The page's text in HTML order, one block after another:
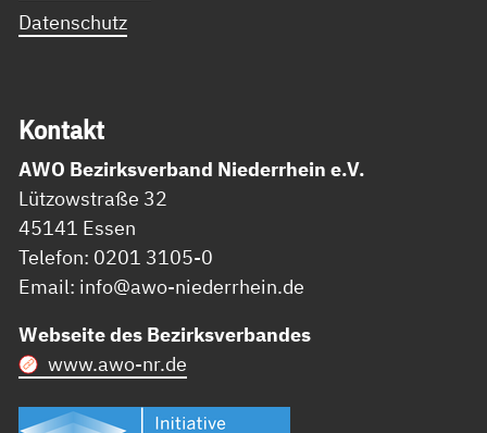
Datenschutz
Kon­takt
AWO Bezirksverband Niederrhein e.V.
Lützowstraße 32
45141 Essen
Telefon: 0201 3105-0
Email: info@awo-niederrhein.de
Webseite des Bezirksverbandes
www.awo-nr.de